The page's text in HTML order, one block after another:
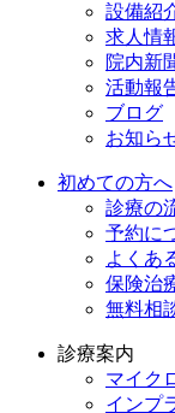
設備紹
求人情
院内新
活動報
ブログ
お知ら
初めての方へ
診療の
予約に
よくあ
保険治
無料相
診療案内
マイク
インプ